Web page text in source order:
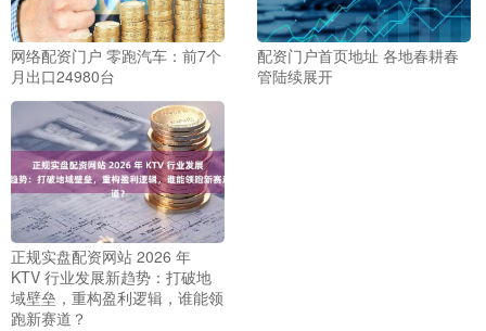
网络配资门户 零跑汽车：前7个
月出口24980台
配资门户首页地址 各地春耕春
管陆续展开
正规实盘配资网站 2026 年
KTV 行业发展新趋势：打破地
域壁垒，重构盈利逻辑，谁能领
跑新赛道？